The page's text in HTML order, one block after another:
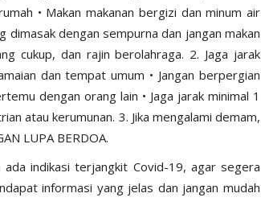
• Makan makanan bergizi dan minum air
dimasak dengan sempurna dan jangan makan
cukup, dan rajin berolahraga. 2. Jaga jarak
dan tempat umum • Jangan berpergian
dengan orang lain • Jaga jarak minimal 1
atau kerumunan. 3. Jika mengalami demam,
LUPA BERDOA.
indikasi terjangkit Covid-19, agar segera
informasi yang jelas dan jangan mudah